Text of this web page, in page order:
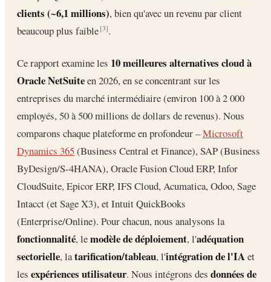
clients (~6,1 millions), bien qu'avec un revenu par client
beaucoup plus faible[3].
Ce rapport examine les 10 meilleures alternatives cloud à
Oracle NetSuiteen 2026, en se concentrant sur les
entreprises du marché intermédiaire (environ 100 à 2 000
employés, 50 à 500 millions de dollars de revenus). Nous
comparons chaque plateforme en profondeur –Microsoft
Dynamics 365(Business Central et Finance), SAP (Business
ByDesign/S-4HANA), Oracle Fusion Cloud ERP, Infor
CloudSuite, Epicor ERP, IFS Cloud, Acumatica, Odoo, Sage
Intacct (et Sage X3), et Intuit QuickBooks
(Enterprise/Online). Pour chacun, nous analysons la
fonctionnalité, lemodèle de déploiement, l'adéquation
sectorielle, latarification/tableau, l'intégration de l'IAet
les expériences utilisateur. Nous intégrons des données de